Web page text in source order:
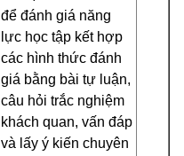
để đánh giá năng
lực học tập kết hợp
các hình thức đánh
giá bằng bài tự luận,
câu hỏi trắc nghiệm
khách quan, vấn đáp
và lấy ý kiến chuyên